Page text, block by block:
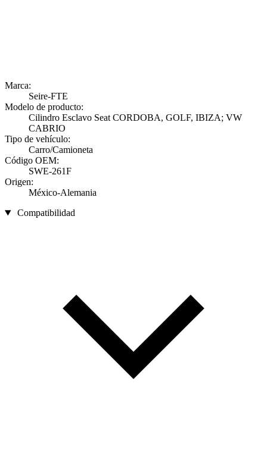
Marca:
Seire-FTE
Modelo de producto:
Cilindro Esclavo Seat CORDOBA, GOLF, IBIZA; VW
CABRIO
Tipo de vehículo:
Carro/Camioneta
Código OEM:
SWE-261F
Origen:
México-Alemania
Compatibilidad